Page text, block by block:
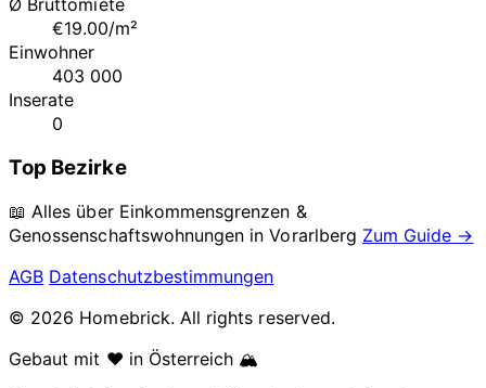
€19.00/m²
Einwohner
403 000
Inserate
0
Top Bezirke
📖 Alles über Einkommensgrenzen &
Genossenschaftswohnungen inVorarlberg Zum Guide →
AGB Datenschutzbestimmungen
© 2026 Homebrick. All rights reserved.
Gebaut mit ❤️ in Österreich 🏔️